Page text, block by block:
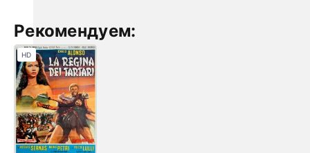
Рекомендуем:
HD